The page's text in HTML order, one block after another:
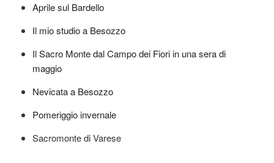
Aprile sul Bardello
Il mio studio a Besozzo
Il Sacro Monte dal Campo dei Fiori in una sera di
maggio
Nevicata a Besozzo
Pomeriggio invernale
Sacromonte di Varese